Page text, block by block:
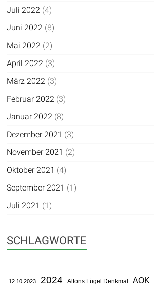
Juli 2022 (4)
Juni 2022 (8)
Mai 2022 (2)
April 2022 (3)
März 2022 (3)
Februar 2022 (3)
Januar 2022 (8)
Dezember 2021 (3)
November 2021 (2)
Oktober 2021 (4)
September 2021 (1)
Juli 2021 (1)
SCHLAGWORTE
12.10.2023 2024 Alfons Fügel Denkmal AOK